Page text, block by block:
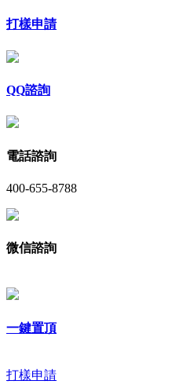
打樣申請
QQ諮詢
電話諮詢
400-655-8788
微信諮詢
一鍵置頂
打樣申請